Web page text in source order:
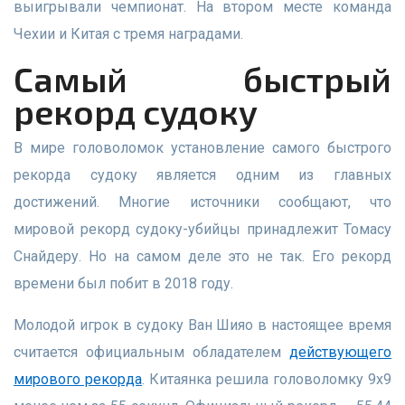
выигрывали чемпионат. На втором месте команда
Чехии и Китая с тремя наградами.
Самый быстрый
рекорд судоку
В мире головоломок установление самого быстрого
рекорда судоку является одним из главных
достижений. Многие источники сообщают, что
мировой рекорд судоку-убийцы принадлежит Томасу
Снайдеру. Но на самом деле это не так. Его рекорд
времени был побит в 2018 году.
Молодой игрок в судоку Ван Шияо в настоящее время
считается официальным обладателем действующего
мирового рекорда. Китаянка решила головоломку 9x9